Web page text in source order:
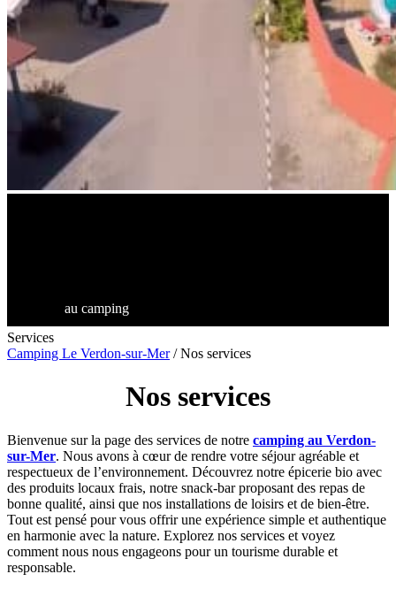
au camping
Services
Camping Le Verdon-sur-Mer/Nos services
Nos services
Bienvenue sur la page des services de notre camping au Verdon-
sur-Mer. Nous avons à cœur de rendre votre séjour agréable et
respectueux de l’environnement. Découvrez notre épicerie bio avec
des produits locaux frais, notre snack-bar proposant des repas de
bonne qualité, ainsi que nos installations de loisirs et de bien-être.
Tout est pensé pour vous offrir une expérience simple et authentique
en harmonie avec la nature. Explorez nos services et voyez
comment nous nous engageons pour un tourisme durable et
responsable.